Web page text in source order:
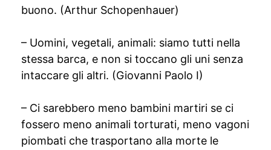
buono. (Arthur Schopenhauer)
– Uomini, vegetali, animali: siamo tutti nella
stessa barca, e non si toccano gli uni senza
intaccare gli altri. (Giovanni Paolo I)
– Ci sarebbero meno bambini martiri se ci
fossero meno animali torturati, meno vagoni
piombati che trasportano alla morte le